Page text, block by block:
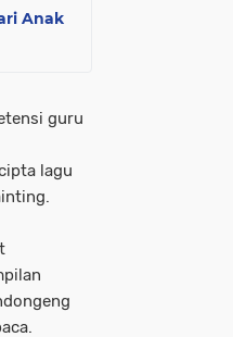
Anak
guru
lagu